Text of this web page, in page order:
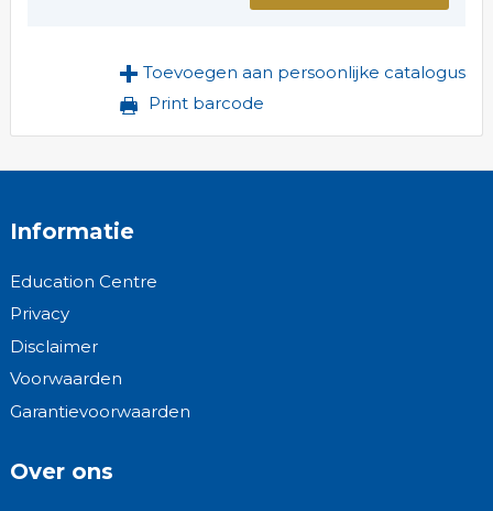
Toevoegen aan persoonlijke catalogus
Print barcode
Informatie
Education Centre
Privacy
Disclaimer
Voorwaarden
Garantievoorwaarden
Over ons